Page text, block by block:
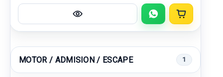
MOTOR / ADMISION / ESCAPE 1